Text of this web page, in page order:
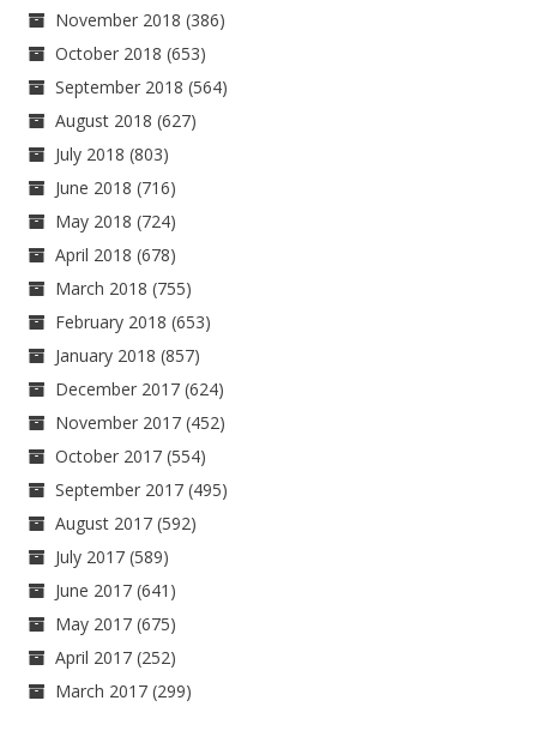
November 2018 (386)
October 2018 (653)
September 2018 (564)
August 2018 (627)
July 2018 (803)
June 2018 (716)
May 2018 (724)
April 2018 (678)
March 2018 (755)
February 2018 (653)
January 2018 (857)
December 2017 (624)
November 2017 (452)
October 2017 (554)
September 2017 (495)
August 2017 (592)
July 2017 (589)
June 2017 (641)
May 2017 (675)
April 2017 (252)
March 2017 (299)